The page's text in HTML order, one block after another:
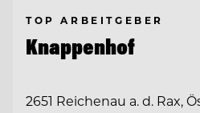
TOP ARBEITGEBER
Knappenhof
2651 Reichenau a. d. Rax,